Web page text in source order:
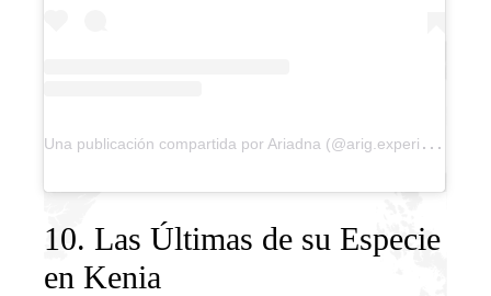
U
na publicación compartida por Ariadna (@arig.experience)
10. Las Últimas de su Especie
en Kenia